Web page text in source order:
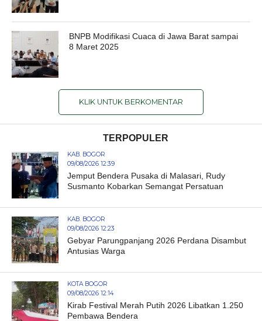
BNPB Modifikasi Cuaca di Jawa Barat sampai
8 Maret 2025
KLIK UNTUK BERKOMENTAR
TERPOPULER
KAB. BOGOR
09/08/2026 12:39
Jemput Bendera Pusaka di Malasari, Rudy
Susmanto Kobarkan Semangat Persatuan
KAB. BOGOR
09/08/2026 12:23
Gebyar Parungpanjang 2026 Perdana Disambut
Antusias Warga
KOTA BOGOR
09/08/2026 12:14
Kirab Festival Merah Putih 2026 Libatkan 1.250
Pembawa Bendera